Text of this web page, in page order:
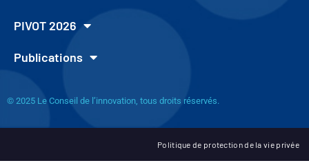
PIVOT 2026
Publications
© 2025 Le Conseil de l’innovation, tous droits réservés.
Politique de protection de la vie privée